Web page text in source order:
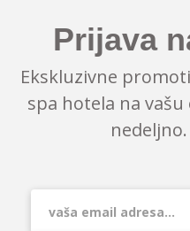
Prijava
Ekskluzivne
spa hotela na